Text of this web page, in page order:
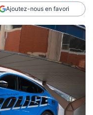
Ajoutez-nous en favori